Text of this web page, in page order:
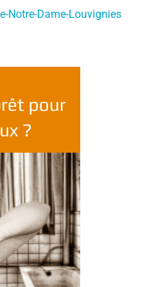
Notre-Dame-Louvignies